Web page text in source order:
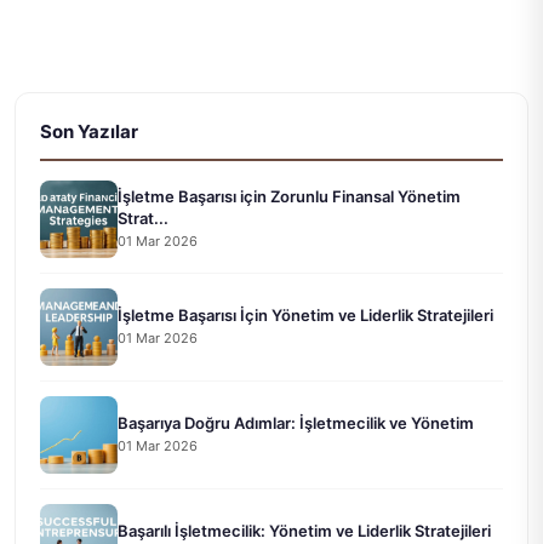
Son Yazılar
İşletme Başarısı için Zorunlu Finansal Yönetim
Strat...
01 Mar 2026
İşletme Başarısı İçin Yönetim ve Liderlik Stratejileri
01 Mar 2026
Başarıya Doğru Adımlar: İşletmecilik ve Yönetim
01 Mar 2026
Başarılı İşletmecilik: Yönetim ve Liderlik Stratejileri